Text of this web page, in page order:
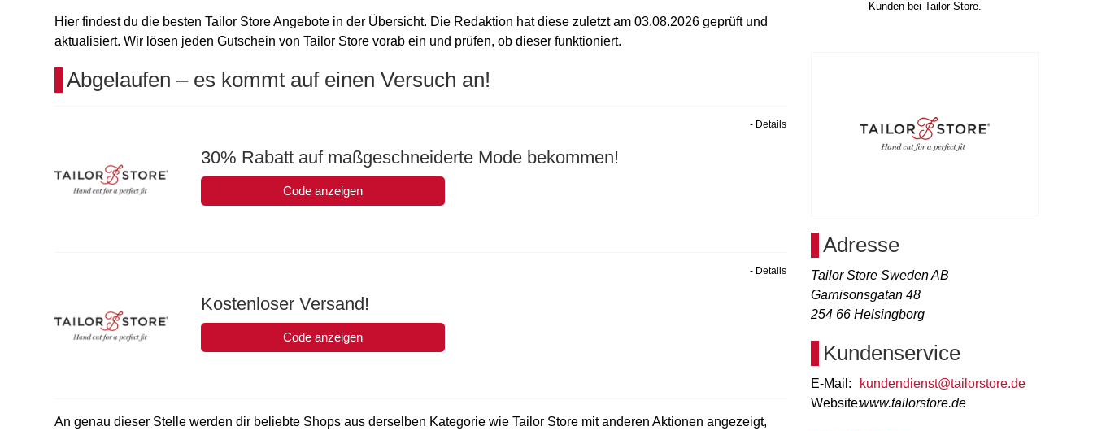
Hier findest du die besten Tailor Store Angebote in der Übersicht. Die Redaktion hat diese zuletzt am 03.08.2026 geprüft und
aktualisiert. Wir lösen jeden Gutschein von Tailor Store vorab ein und prüfen, ob dieser funktioniert.
Abgelaufen – es kommt auf einen Versuch an!
30% Rabatt auf maßgeschneiderte Mode bekommen!
Code anzeigen
- Details
Kostenloser Versand!
Code anzeigen
- Details
An genau dieser Stelle werden dir beliebte Shops aus derselben Kategorie wie Tailor Store mit anderen Aktionen angezeigt,
Kunden bei Tailor Store.
Adresse
Tailor Store Sweden AB
Garnisonsgatan 48
254 66 Helsingborg
Kundenservice
E-Mail:
kundendienst@tailorstore.de
Website:www.tailorstore.de